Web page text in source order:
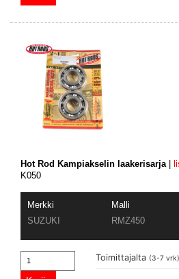
Hot Rod Kampiakselin laakerisarja |
K050
Merkki Malli
SUZUKI
RMZ450
Toimittajalta (3-7 vrk)